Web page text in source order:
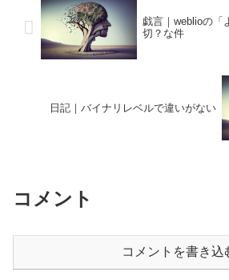
戯言｜weblioの「
切？な件
日記｜バイナリレベルで違いがない
コメント
コメントを書き込